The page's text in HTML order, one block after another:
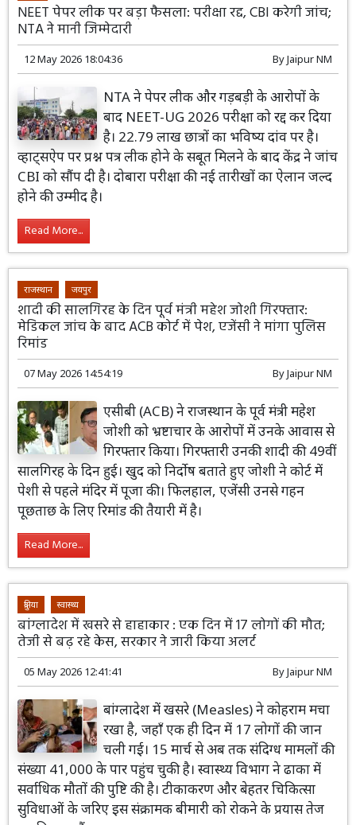
NEET पेपर लीक पर बड़ा फैसला: परीक्षा रद्द, CBI करेगी जांच;
NTA ने मानी जिम्मेदारी
12 May 2026 18:04:36 ByJaipur NM
NTA ने पेपर लीक और गड़बड़ी के आरोपों के
बाद NEET-UG 2026 परीक्षा को रद्द कर दिया
है। 22.79 लाख छात्रों का भविष्य दांव पर है।
व्हाट्सऐप पर प्रश्न पत्र लीक होने के सबूत मिलने के बाद केंद्र ने जांच
CBI को सौंप दी है। दोबारा परीक्षा की नई तारीखों का ऐलान जल्द
होने की उम्मीद है।
Read More...
राजस्थान जयपुर
शादी की सालगिरह के दिन पूर्व मंत्री महेश जोशी गिरफ्तार:
मेडिकल जांच के बाद ACB कोर्ट में पेश, एजेंसी ने मांगा पुलिस
रिमांड
07 May 2026 14:54:19 ByJaipur NM
एसीबी (ACB) ने राजस्थान के पूर्व मंत्री महेश
जोशी को भ्रष्टाचार के आरोपों में उनके आवास से
गिरफ्तार किया। गिरफ्तारी उनकी शादी की 49वीं
सालगिरह के दिन हुई। खुद को निर्दोष बताते हुए जोशी ने कोर्ट में
पेशी से पहले मंदिर में पूजा की। फिलहाल, एजेंसी उनसे गहन
पूछताछ के लिए रिमांड की तैयारी में है।
Read More...
दुनिया स्वास्थ्य
बांग्लादेश में खसरे से हाहाकार : एक दिन में 17 लोगों की मौत;
तेजी से बढ़ रहे केस, सरकार ने जारी किया अलर्ट
05 May 2026 12:41:41 ByJaipur NM
बांग्लादेश में खसरे (Measles) ने कोहराम मचा
रखा है, जहाँ एक ही दिन में 17 लोगों की जान
चली गई। 15 मार्च से अब तक संदिग्ध मामलों की
संख्या 41,000 के पार पहुंच चुकी है। स्वास्थ्य विभाग ने ढाका में
सर्वाधिक मौतों की पुष्टि की है। टीकाकरण और बेहतर चिकित्सा
सुविधाओं के जरिए इस संक्रामक बीमारी को रोकने के प्रयास तेज